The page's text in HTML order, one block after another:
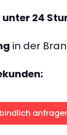
unter 24
in der